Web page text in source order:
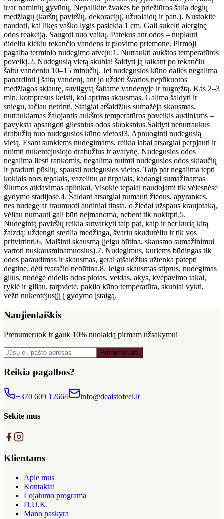
ir/ar naminių gyvūnų. Nepalikite žvakės be priežiūros šalia degių
medžiagų (karštų paviršių, dekoracijų, užuolaidų ir pan.). Nustokite
naudoti, kai likęs vaško lygis pasiekia 1 cm. Gali sukelti alerginę
odos reakciją. Saugoti nuo vaikų. Patekus ant odos – nuplauti
dideliu kiekiu tekančio vandens ir plovimo priemone. Pirmoji
pagalba terminio nudegimo atveju:1. Nutraukti aukštos temperatūros
poveikį.2. Nudegusią vietą skubiai šaldyti ją laikant po tekančiu
šaltu vandeniu 10–15 minučių. Jei nudegusios kūno dalies negalima
panardinti į šaltą vandenį, ant jo uždėti švarios nepūkuotos
medžiagos skiautę, suvilgytą šaltame vandenyje ir nugręžtą. Kas 2–3
min. kompresus keisti, kol aprims skausmas. Galima šaldyti ir
sniegu, tačiau netrinti. Staigiai atšaldžius sumažėja skausmas,
nutraukiamas žalojantis aukštos temperatūros poveikis audiniams –
pavyksta apsaugoti gilesnius odos sluoksnius.Šaldyti nenutraukus
drabužių nuo nudegusios kūno vietos!3. Apnuoginti nudegusią
vietą. Esant sunkiems nudegimams, reikia labai atsargiai perpjauti ir
nuimti nukentėjusiojo drabužius ir avalynę. Nudegusios odos
negalima liesti rankomis, negalima nuimti nudegusios odos skiaučių
ir pradurti pūslių, spausti nudegusios vietos. Taip pat negalima tepti
kokiais nors tepalais, vazelinu ar tirpalais, kadangi sumažinamas
šilumos atidavimas aplinkai. Visokie tepalai naudojami tik vėlesnėse
gydymo stadijose.4. Šaldant atsargiai numauti žiedus, apyrankes,
nes nudegę ar traumuoti audiniai tinsta, o žiedai užspaus kraujotaką,
vėliau numauti gali būti neįmanoma, nebent tik nukirpti.5.
Nudegintą paviršių reikia sutvarkyti taip pat, kaip ir bet kurią kitą
žaizdą: uždengti sterilia medžiaga, švariu skudurėliu ir tik vos
pritvirtinti.6. Malšinti skausmą (jeigu būtina, skausmo sumažinimui
vartoti nuskausminamuosius).7. Nudegimus, kuriems būdingas tik
odos paraudimas ir skausmas, gerai atšaldžius užtenka patepti
degtine, dėti tvarsčio nebūtina.8. Jeigu skausmas stiprus, nudegimas
gilus, nudegė didelis odos plotas, veidas, akys, kvėpavimo takai,
ryklė ir giliau, tarpvietė, pakilo kūno temperatūra, skubiai vykti,
vežti nukentėjusįjį į gydymo įstaigą.
Naujienlaiškis
Prenumeruok ir gauk 10% nuolaidą pirmam užsakymui
Prenumeruoti
Reikia pagalbos?
+370 609 12664 info@dealstofeel.lt
Sekite mus
Klientams
Apie mus
Kontaktai
Lojalumo programa
D.U.K.
Mano paskyra